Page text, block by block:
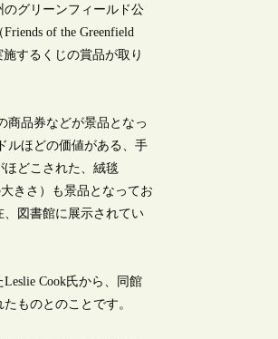
のグリーンフィールド公
of the Greenfield
するくじの賞品が取り
商品券などが景品となっ
ルほどの価値がある、手
どこされた、絨毯
大きさ）も景品となってお
、図書館に展示されてい
Cook氏から、同館
ものとのことです。